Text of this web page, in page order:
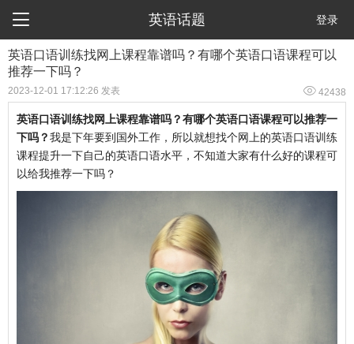
 英语话题 登录
英语口语训练找网上课程靠谱吗？有哪个英语口语课程可以
推荐一下吗？
2023-12-01 17:12:26 发表  42438
英语口语训练找网上课程靠谱吗？有哪个英语口语课程可以推荐一
下吗？我是下年要到国外工作，所以就想找个网上的英语口语训练
课程提升一下自己的英语口语水平，不知道大家有什么好的课程可
以给我推荐一下吗？